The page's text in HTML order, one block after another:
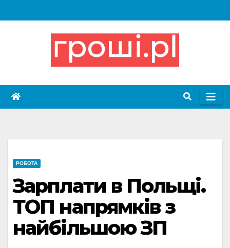
to
РОБОТА
Зарплати в Польщі.
ТОП напрямків з
найбільшою ЗП